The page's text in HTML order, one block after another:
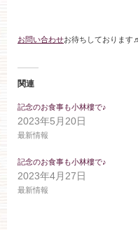
お客様とのご縁
お問い合わせお待ちしております♬
関連
記念のお食事も小林樓で♪
2023年5月20日
最新情報
記念のお食事も小林樓で♪
2023年4月27日
最新情報